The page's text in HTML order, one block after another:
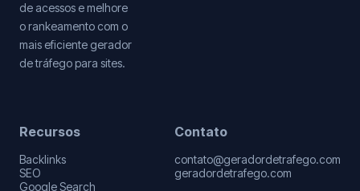
de acessos e melhore
o rankeamento com o
mais eficiente gerador
de tráfego para sites.
Recursos
Backlinks
SEO
Google Search
Contato
contato@geradordetrafego.com
geradordetrafego.com